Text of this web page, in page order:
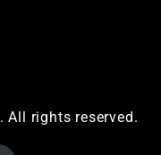
. All rights reserved.